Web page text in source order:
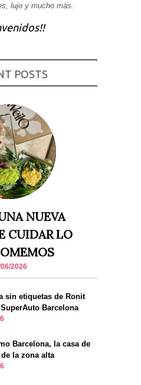
lujo y mucho más.
POSTS
NUEVA
CUIDAR LO
2026
sin etiquetas de Ronit
Barcelona
Barcelona, la casa de
la zona alta